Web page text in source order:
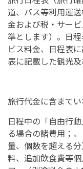
道、バス等利用運
金および税・サー
準とします）。日
ビス料金、日程表
表に記載した観光
旅行代金に含まて
日程中の「自由行
る場合の諸費用；
量、個数を超える
料、追加飲食費等